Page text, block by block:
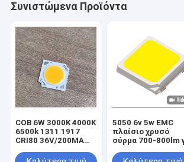
Συνιστώμενα Προϊόντα
COB 6W 3000K 4000K
6500k 1311 1917
CRI80 36V/200MA
FACTORY PANEL
5050 6v 5w EMC
πλαίσιο χρυσό
σύρμα 700-800lm
φανού